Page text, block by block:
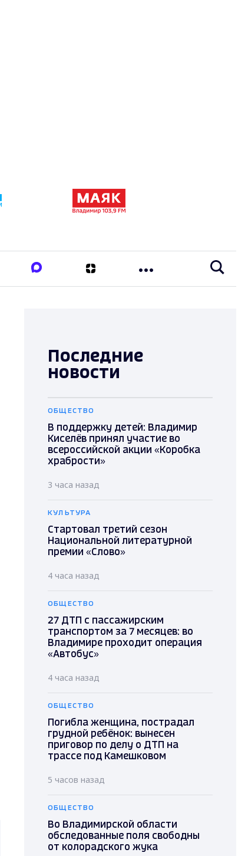
Последние
новости
ОБЩЕСТВО
В поддержку детей: Владимир
Киселёв принял участие во
всероссийской акции «Коробка
храбрости»
3 часа назад
КУЛЬТУРА
Стартовал третий сезон
Национальной литературной
премии «Слово»
4 часа назад
ОБЩЕСТВО
27 ДТП с пассажирским
транспортом за 7 месяцев: во
Владимире проходит операция
«Автобус»
4 часа назад
ОБЩЕСТВО
Погибла женщина, пострадал
грудной ребёнок: вынесен
приговор по делу о ДТП на
трассе под Камешковом
5 часов назад
ОБЩЕСТВО
Во Владимирской области
обследованные поля свободны
от колорадского жука